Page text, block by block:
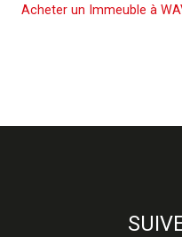
Acheter un Immeuble à